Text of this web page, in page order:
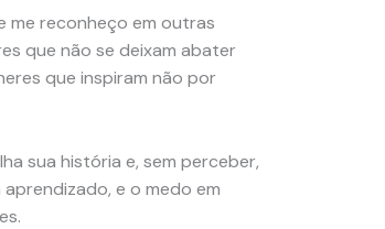
me reconheço em outras
que não se deixam abater
que inspiram não por
sua história e, sem perceber,
e o medo em